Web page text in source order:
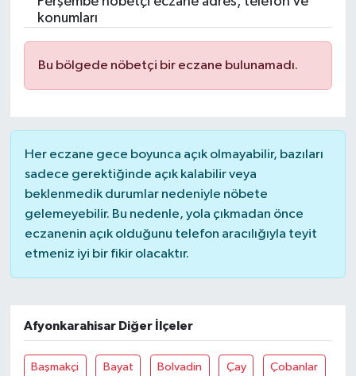
konumları
Bu bölgede nöbetçi bir eczane bulunamadı.
Her eczane gece boyunca açık olmayabilir, bazıları
sadece gerektiğinde açık kalabilir veya
beklenmedik durumlar nedeniyle nöbete
gelemeyebilir. Bu nedenle, yola çıkmadan önce
eczanenin açık olduğunu telefon aracılığıyla teyit
etmeniz iyi bir fikir olacaktır.
Afyonkarahisar Diğer İlçeler
Başmakçi Bayat Bolvadin Çay Çobanlar
Turizm